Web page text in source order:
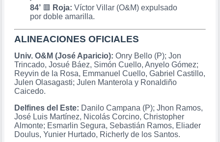
84’🟥 Roja: Víctor Villar (O&M) expulsado
por doble amarilla.
ALINEACIONES OFICIALES
Univ. O&M (José Aparicio): Onry Bello (P); Jon
Trincado, Josué Báez, Simón Cuello, Anyelo Gómez;
Reyvin de la Rosa, Emmanuel Cuello, Gabriel Castillo,
Julen Olasagasti; Julen Manterola y Ronaldiño
Caicedo.
Delfines del Este: Danilo Campana (P); Jhon Ramos,
José Luis Martínez, Nicolás Corcino, Christopher
Almonte; Esmarlin Segura, Sebastián Ramos, Eliader
Doulus, Yunier Hurtado, Richerly de los Santos.